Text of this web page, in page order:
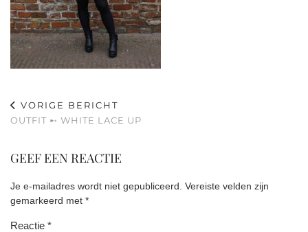
VORIGE BERICHT
OUTFIT ➸ WHITE LACE UP
GEEF EEN REACTIE
Je e-mailadres wordt niet gepubliceerd. Vereiste velden zijn
gemarkeerd met *
Reactie *